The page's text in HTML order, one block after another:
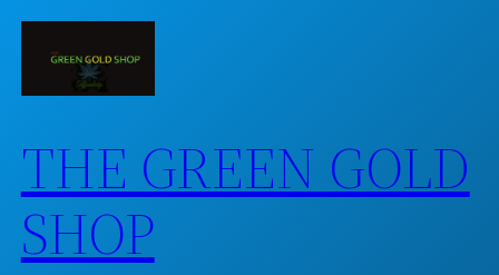
Skip
THE GREEN GOLD
SHOP